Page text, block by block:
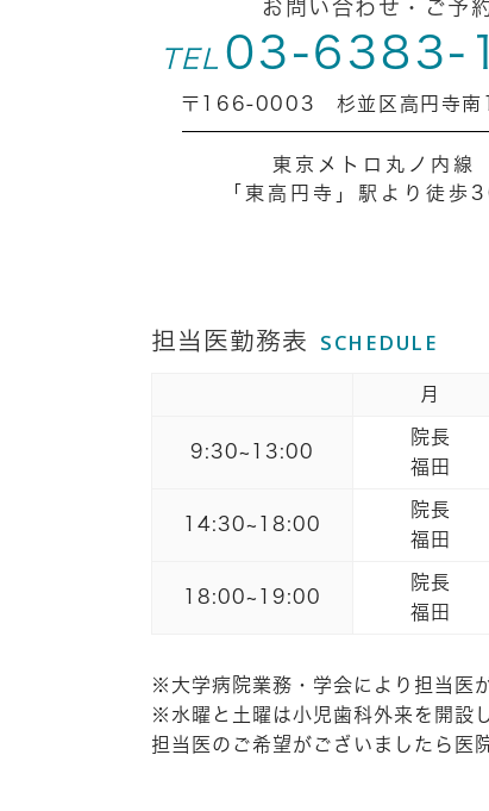
お問い合わせ・ご予
TEL 03-6383-
〒166-0003 杉並区高円寺南
東京メトロ丸ノ内線
「東高円寺」駅より徒歩
担当医勤務表 SCHEDULE
月
9:30~13:00
院長
福田
14:30~18:00
院長
福田
18:00~19:00
院長
福田
※大学病院業務・学会により担当医
※水曜と土曜は小児歯科外来を開設し
担当医のご希望がございましたら医